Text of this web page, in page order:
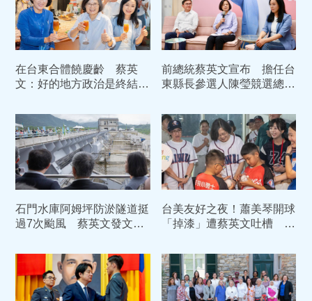
在台東合體饒慶齡 蔡英
文：好的地方政治是終結對
前總統蔡英文宣布 擔任台
東縣長參選人陳瑩競選總部
石門水庫阿姆坪防淤隧道挺
過7次颱風 蔡英文發文前
台美友好之夜！蕭美琴開球
「掉漆」遭蔡英文吐槽 逗